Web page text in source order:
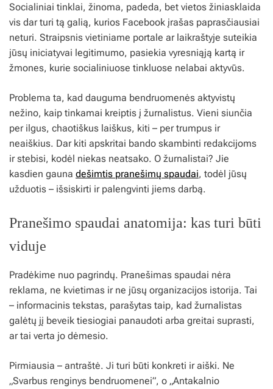
Socialiniai tinklai, žinoma, padeda, bet vietos žiniasklaida
vis dar turi tą galią, kurios Facebook įrašas paprasčiausiai
neturi. Straipsnis vietiniame portale ar laikraštyje suteikia
jūsų iniciatyvai legitimumo, pasiekia vyresniąją kartą ir
žmones, kurie socialiniuose tinkluose nelabai aktyvūs.
Problema ta, kad dauguma bendruomenės aktyvistų
nežino, kaip tinkamai kreiptis į žurnalistus. Vieni siunčia
per ilgus, chaotiškus laiškus, kiti – per trumpus ir
neaiškius. Dar kiti apskritai bando skambinti redakcijoms
ir stebisi, kodėl niekas neatsako. O žurnalistai? Jie
kasdien gauna dešimtis pranešimų spaudai, todėl jūsų
užduotis – išsiskirti ir palengvinti jiems darbą.
Pranešimo spaudai anatomija: kas turi būti
viduje
Pradėkime nuo pagrindų. Pranešimas spaudai nėra
reklama, ne kvietimas ir ne jūsų organizacijos istorija. Tai
– informacinis tekstas, parašytas taip, kad žurnalistas
galėtų jį beveik tiesiogiai panaudoti arba greitai suprasti,
ar tai verta jo dėmesio.
Pirmiausia – antraštė. Ji turi būti konkreti ir aiški. Ne
„Svarbus renginys bendruomenei”, o „Antakalnio